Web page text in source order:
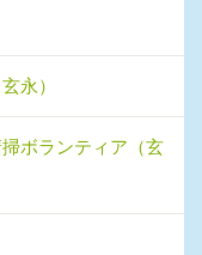
永）
ボランティア（玄